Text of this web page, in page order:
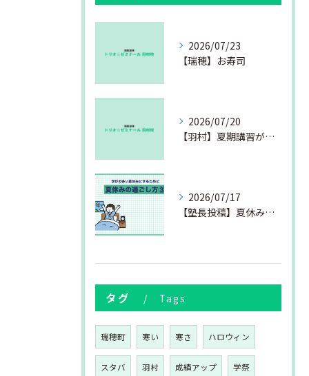
2026/07/23
【瑞穂】お寿司
2026/07/20
【羽村】夏期講習が始まりました
2026/07/17
【塾長投稿】夏休みの過ごし方③
タグ Tags
瑞穂町 寒い 寒さ ハロウィン
スタバ 羽村 成績アップ 学祭